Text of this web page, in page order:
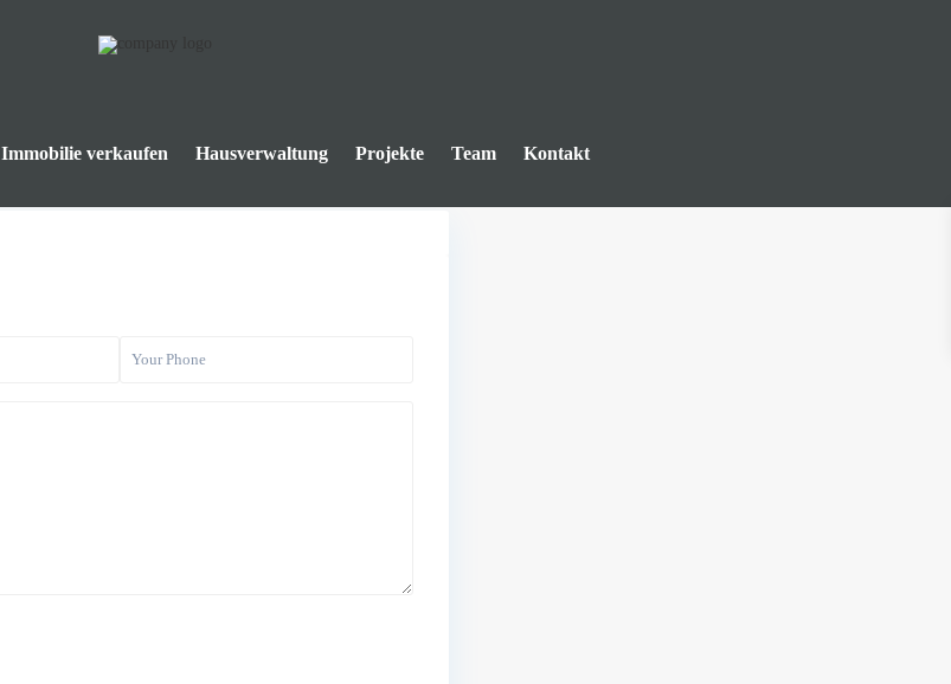
Immobilie verkaufen Hausverwaltung Projekte Team Kontakt